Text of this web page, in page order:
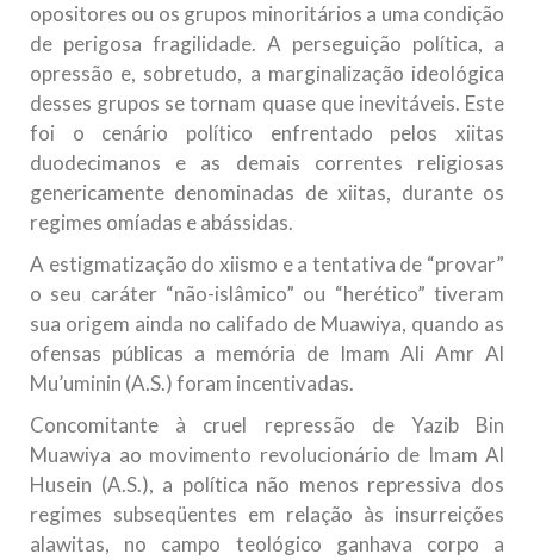
opositores ou os grupos minoritários a uma condição
de perigosa fragilidade. A perseguição política, a
opressão e, sobretudo, a marginalização ideológica
desses grupos se tornam quase que inevitáveis. Este
foi o cenário político enfrentado pelos xiitas
duodecimanos e as demais correntes religiosas
genericamente denominadas de xiitas, durante os
regimes omíadas e abássidas.
A estigmatização do xiismo e a tentativa de “provar”
o seu caráter “não-islâmico” ou “herético” tiveram
sua origem ainda no califado de Muawiya, quando as
ofensas públicas a memória de Imam Ali Amr Al
Mu’uminin (A.S.) foram incentivadas.
Concomitante à cruel repressão de Yazib Bin
Muawiya ao movimento revolucionário de Imam Al
Husein (A.S.), a política não menos repressiva dos
regimes subseqüentes em relação às insurreições
alawitas, no campo teológico ganhava corpo a